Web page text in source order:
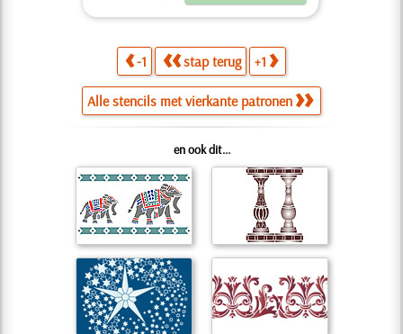
-1 stap terug +1
Alle stencils met vierkante patronen
en ook dit...